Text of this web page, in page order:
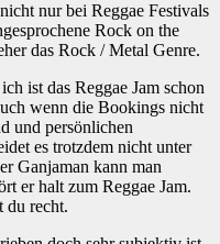
nur bei Reggae Festivals
Rock on the
das Rock / Metal Genre.
ist das Reggae Jam schon
wenn die Bookings nicht
und persönlichen
es trotzdem nicht unter
Ganjaman kann man
er halt zum Reggae Jam.
du recht.